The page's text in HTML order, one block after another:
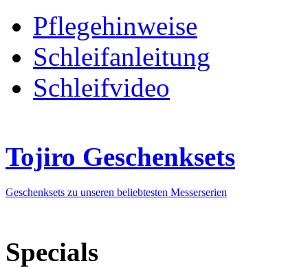
Pflegehinweise
Schleifanleitung
Schleifvideo
Tojiro Geschenksets
Geschenksets zu unseren beliebtesten Messerserien
Specials